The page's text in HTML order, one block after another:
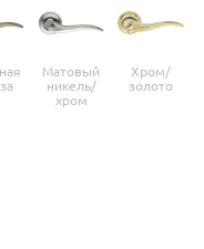
Матовый
никель/
хром
Хром/
золото